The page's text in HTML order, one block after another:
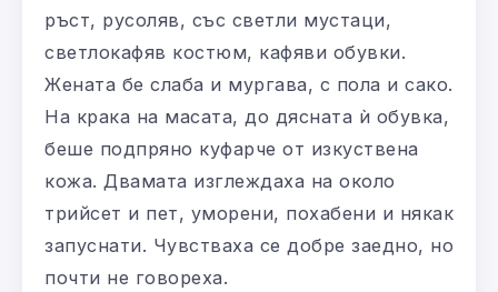
ръст, русоляв, със светли мустаци,
светлокафяв костюм, кафяви обувки.
Жената бе слаба и мургава, с пола и сако.
На крака на масата, до дясната ѝ обувка,
беше подпряно куфарче от изкуствена
кожа. Двамата изглеждаха на около
трийсет и пет, уморени, похабени и някак
запуснати. Чувстваха се добре заедно, но
почти не говореха.